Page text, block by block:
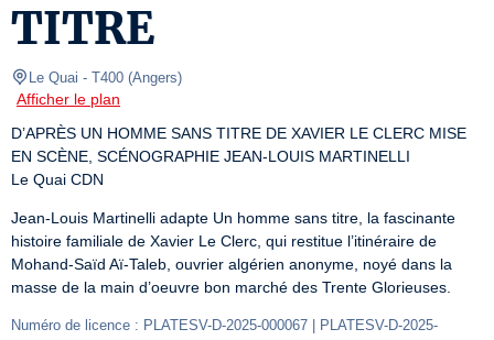
TITRE
Le Quai - T400 (Angers)
Afficher le plan
D’APRÈS UN HOMME SANS TITRE DE XAVIER LE CLERC MISE
EN SCÈNE, SCÉNOGRAPHIE JEAN-LOUIS MARTINELLI
Le Quai CDN
Jean-Louis Martinelli adapte Un homme sans titre, la fascinante
histoire familiale de Xavier Le Clerc, qui restitue l’itinéraire de
Mohand-Saïd Aï-Taleb, ouvrier algérien anonyme, noyé dans la
masse de la main d’oeuvre bon marché des Trente Glorieuses.
Numéro de licence : PLATESV-D-2025-000067 | PLATESV-D-2025-